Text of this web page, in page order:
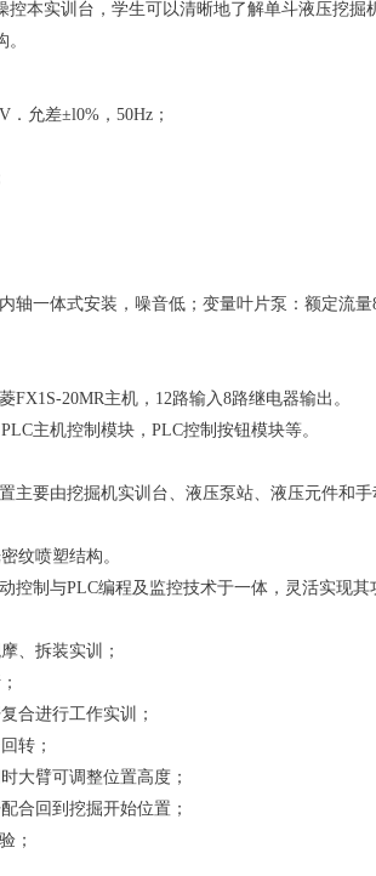
控本实训台，学生可以清晰地了解单斗液压挖掘
允差±l0%，50Hz；
轴一体式安装，噪音低；变量叶片泵：额定流
FX1S-20MR主机，12路输入8路继电器输出。
主机控制模块，PLC控制按钮模块等。
主要由挖掘机实训台、液压泵站、液压元件和
纹喷塑结构。
控制与PLC编程及监控技术于一体，灵活实现其
、拆装实训；
合进行工作实训；
转；
大臂可调整位置高度；
合回到挖掘开始位置；
；